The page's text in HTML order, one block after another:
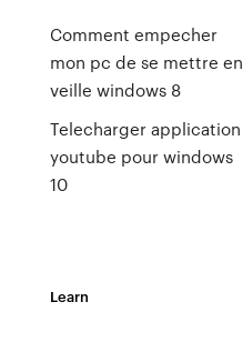
Comment empecher
mon pc de se mettre en
veille windows 8
Telecharger application
youtube pour windows
10
Learn